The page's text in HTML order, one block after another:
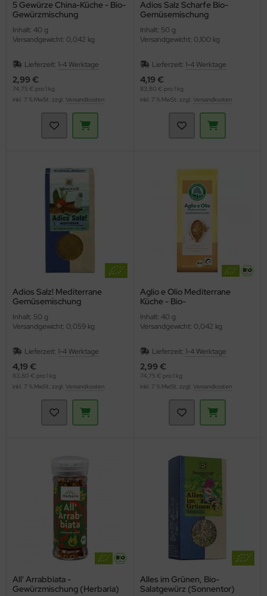
5 Gewürze China-Küche - Bio-
Gewürzmischung
Inhalt: 40 g
Versandgewicht: 0,042 kg
Lieferzeit: 1-4 Werktage
2,99 €
74,75 € pro 1 kg
inkl. 7 % MwSt. zzgl. Versandkosten
Adios Salz Scharfe Bio-
Gemüsemischung
Inhalt: 50 g
Versandgewicht: 0,100 kg
Lieferzeit: 1-4 Werktage
4,19 €
83,80 € pro 1 kg
inkl. 7 % MwSt. zzgl. Versandkosten
Adios Salz! Mediterrane
Gemüsemischung
Inhalt: 50 g
Versandgewicht: 0,059 kg
Lieferzeit: 1-4 Werktage
4,19 €
83,80 € pro 1 kg
inkl. 7 % MwSt. zzgl. Versandkosten
Aglio e Olio Mediterrane
Küche - Bio-
(Lebensbaum)
Inhalt: 40 g
Versandgewicht: 0,042 kg
Lieferzeit: 1-4 Werktage
2,99 €
74,75 € pro 1 kg
inkl. 7 % MwSt. zzgl. Versandkosten
All' Arrabbiata -
Gewürzmischung (Herbaria)
Alles im Grünen, Bio-
Salatgewürz (Sonnentor)